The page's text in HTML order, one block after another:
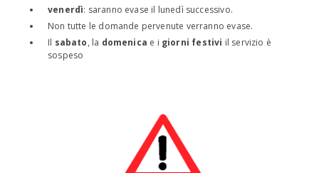
venerdì: saranno evase il lunedì successivo.
Non tutte le domande pervenute verranno evase.
Il sabato, la domenica e i giorni festivi il servizio è
sospeso